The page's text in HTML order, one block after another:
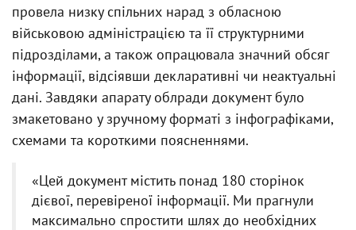
провела низку спільних нарад з обласною
військовою адміністрацією та її структурними
підрозділами, а також опрацювала значний обсяг
інформації, відсіявши декларативні чи неактуальні
дані. Завдяки апарату облради документ було
змакетовано у зручному форматі з інфографіками,
схемами та короткими поясненнями.
«Цей документ містить понад 180 сторінок
дієвої, перевіреної інформації. Ми прагнули
максимально спростити шлях до необхідних